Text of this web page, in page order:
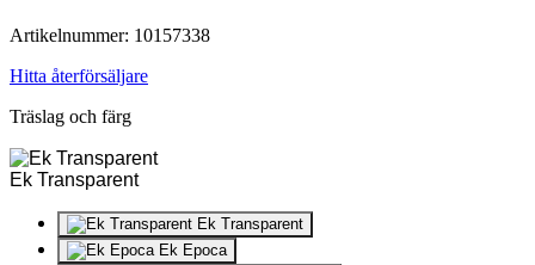
Artikelnummer: 10157338
Hitta återförsäljare
Träslag och färg
Ek Transparent
Ek Transparent
Ek Epoca